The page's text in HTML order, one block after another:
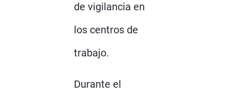
de vigilancia en
los centros de
trabajo.
Durante el